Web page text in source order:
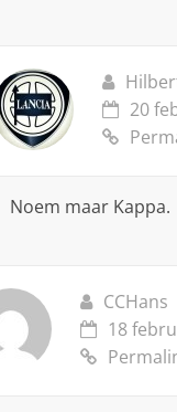
20
Noem maar Kappa.
CCHans
18